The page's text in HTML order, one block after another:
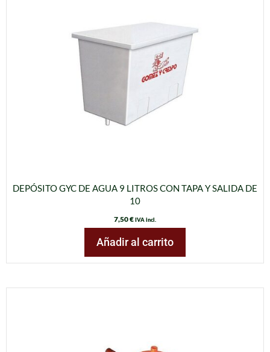
DEPÓSITO GYC DE AGUA 9 LITROS CON TAPA Y SALIDA DE
10
7,50€IVA incl.
Añadir al carrito